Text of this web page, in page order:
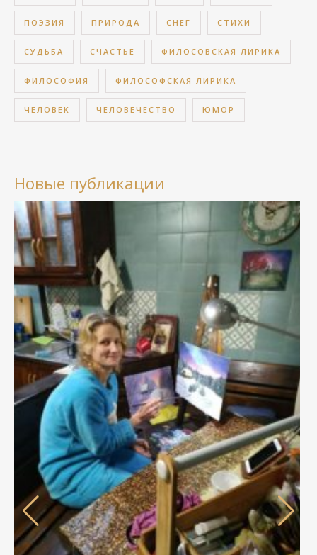
ПОЭЗИЯ ПРИРОДА СНЕГ СТИХИ
СУДЬБА СЧАСТЬЕ ФИЛОСОВСКАЯ ЛИРИКА
ФИЛОСОФИЯ ФИЛОСОФСКАЯ ЛИРИКА
ЧЕЛОВЕК ЧЕЛОВЕЧЕСТВО ЮМОР
Новые публикации